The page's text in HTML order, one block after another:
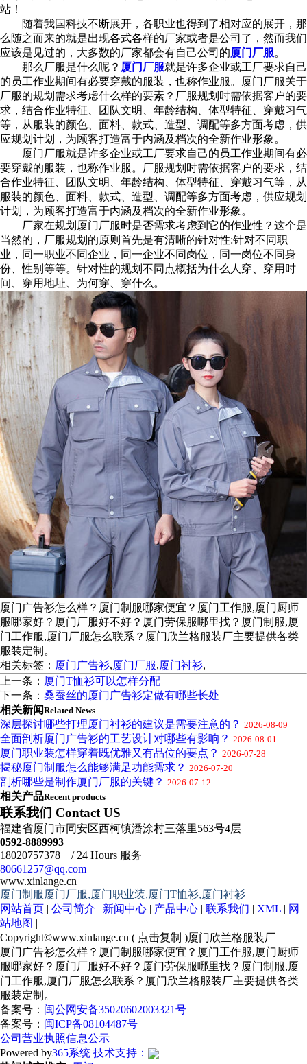
站！
随着我国科技不断展开，各职业也得到了相对应的展开，那
么随之而来的就是出现各式各样的厂家或者是公司了，然而我们
应该是见过的，大多数的厂家都会有自己公司的厦门厂服。
那么厂服是什么呢？ 厦门厂服就是许多企业或工厂要求自己
的员工作业期间有必要穿戴的服装，也称作业服。厦门厂服关于
厂服的规划需求考虑什么样的要素？厂服规划时需依据客户的要
求，结合作业特征、团队文明、年龄结构、体型特征、穿戴习气
等，从服装的颜色、面料、款式、造型、调配等多方面考虑，供
应规划计划，为顾客打造富于内涵及档次的全新作业形象。
厦门厂服就是许多企业或工厂要求自己的员工作业期间有必
要穿戴的服装，也称作业服。厂服规划时需依据客户的要求，结
合作业特征、团队文明、年龄结构、体型特征、穿戴习气等，从
服装的颜色、面料、款式、造型、调配等多方面考虑，供应规划
计划，为顾客打造富于内涵及档次的全新作业形象。
厂家在规划厦门厂服时是否需求考虑到它的作业性？这个是
当然的，厂服规划的原则首先是有清晰的针对性:针对不同职
业，同一职业不同企业，同一企业不同岗位，同一岗位不同身
份、性别等等。针对性的规划不同点概括为什么人穿、穿用时
间、穿用地址、为何穿、穿什么。
厦门广告衫怎么样？厦门制服哪家便宜？厦门工作服,厦门厨师
服哪家好？厦门厂服好不好？厦门劳保服哪里找？厦门制服,厦
门工作服,厦门厂服怎么联系？厦门欣兰格服装厂主要提供各类
服装定制。
相关标签： 厦门广告衫,厦门厂服,厦门衬衫,
上一条： 厦门T恤衫可以怎样分配
下一条： 桑蚕丝的厦门广告衫定做有哪些长处
相关新闻Related News
深层探讨哪些打理厦门衬衫的建议是需要注意的？ 2026-08-09
全面剖析厦门广告衫的工艺设计对哪些有影响？ 2026-08-01
厦门职业装怎样穿着既优雅又有品位的要点？ 2026-07-28
揭秘厦门制服怎么能够满足功能需求？ 2026-07-20
剖析哪些是制作厦门厂服的关键？ 2026-07-12
相关产品Recent products
联系我们 Contact US
福建省厦门市同安区西柯镇潘涂村三落里563号4层
0592-8889993
18020757378 / 24 Hours 服务
80661257@qq.com
www.xinlange.cn
厦门制服厦门厂服,厦门职业装,厦门T恤衫,厦门衬衫
网站首页 | 公司简介 | 新闻中心 | 产品中心 | 联系我们 | XML | 网
站地图 |
Copyright©www.xinlange.cn ( 点击复制 )厦门欣兰格服装厂
厦门广告衫怎么样？厦门制服哪家便宜？厦门工作服,厦门厨师
服哪家好？厦门厂服好不好？厦门劳保服哪里找？厦门制服,厦
门工作服,厦门厂服怎么联系？厦门欣兰格服装厂主要提供各类
服装定制。
备案号： 闽公网安备35020602003321号
备案号： 闽ICP备08104487号
公司营业执照信息公示
Powered by365系统 技术支持：